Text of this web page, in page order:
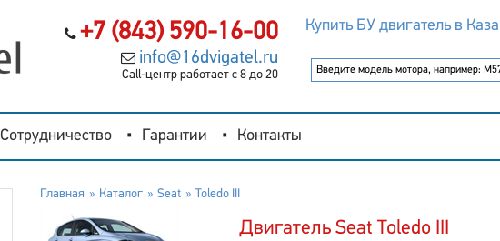
+7 (843) 590-16-00
info@16dvigatel.ru
Call-центр работает с 8 до 20
Купить БУ двигатель в
Сотрудничество Гарантии Контакты
Главная Каталог Seat Toledo III
Двигатель Seat Toledo III